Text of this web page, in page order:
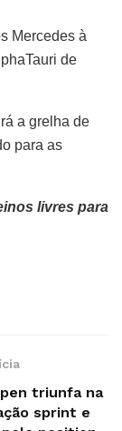
Mercedes à
de
a grelha de
para as
livres para
triunfa na
sprint e